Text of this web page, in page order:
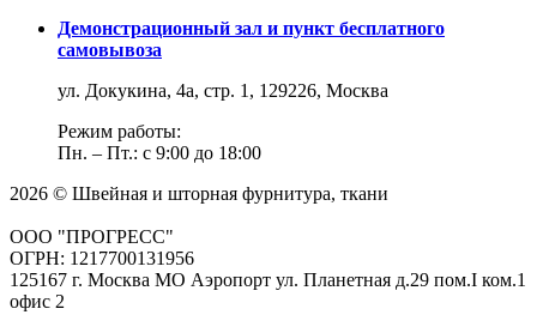
Демонстрационный зал и пункт бесплатного
самовывоза
ул. Докукина, 4а, стр. 1, 129226, Москва
Режим работы:
Пн. – Пт.: с 9:00 до 18:00
2026 © Швейная и шторная фурнитура, ткани
ООО "ПРОГРЕСС"
ОГРН: 1217700131956
125167 г. Москва МО Аэропорт ул. Планетная д.29 пом.I ком.1
офис 2